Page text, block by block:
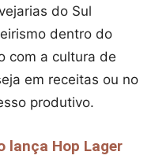
do Sul
dentro do
com a cultura de
em receitas ou no
produtivo.
lança Hop Lager